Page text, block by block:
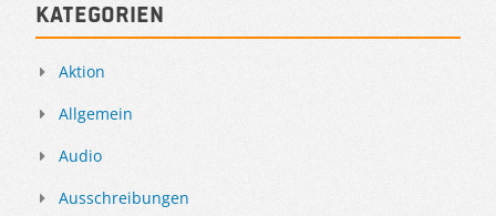
Kategorien
Aktion
Allgemein
Audio
Ausschreibungen